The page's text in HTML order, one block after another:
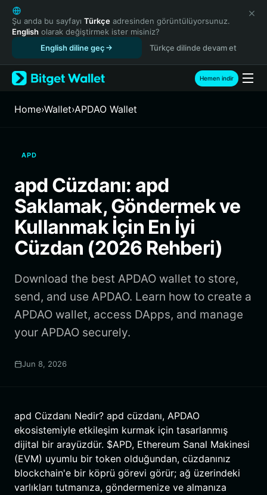
English
日本語
Tiếng Việt
Español (Latinoamérica)
Türkçe
Français
繁體中文
Bahasa Indonesia
ภาษาไทย
हिन्दी
Español
Português (Brasil)
Şu anda bu sayfayı Türkçe adresinden görüntülüyorsunuz.
English olarak değiştirmek ister misiniz?
English diline geç
Türkçe dilinde devam et
Hemen indir
Home›Wallet›APDAO Wallet
APD
apd Cüzdanı: apd
Saklamak, Göndermek ve
Kullanmak İçin En İyi
Cüzdan (2026 Rehberi)
Download the best APDAO wallet to store,
send, and use APDAO. Learn how to create a
APDAO wallet, access DApps, and manage
your APDAO securely.
Jun 8, 2026
apd Cüzdanı Nedir? apd cüzdanı, APDAO
ekosistemiyle etkileşim kurmak için tasarlanmış
dijital bir arayüzdür. $APD, Ethereum Sanal Makinesi
(EVM) uyumlu bir token olduğundan, cüzdanınız
blockchain'e bir köprü görevi görür; ağ üzerindeki
varlıkları tutmanıza, göndermenize ve almanıza